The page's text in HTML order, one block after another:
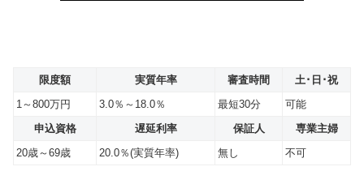
限度額 実質年率 審査時間
土･日･祝
1～800万円
3.0％～18.0％ 最短30分
可能
申込資格
遅延利率 保証人
専業主婦
20歳～69歳
20.0％(実質年率) 無し 不可